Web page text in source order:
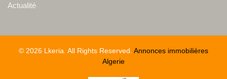
Actualité
© 2026 Lkeria. All Rights Reserved. Annonces immobilières
Algerie